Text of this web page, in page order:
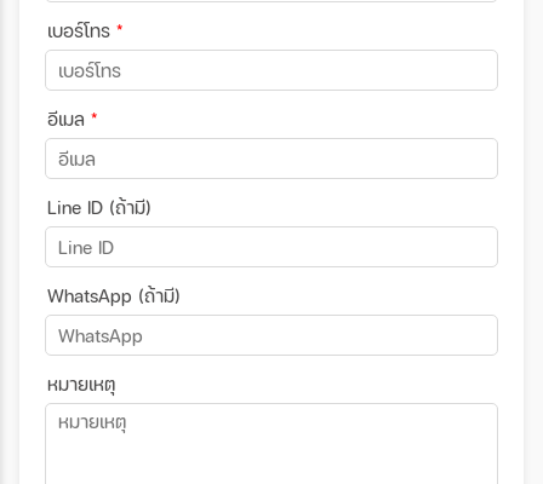
เบอร์โทร *
อีเมล *
Line ID (ถ้ามี)
WhatsApp (ถ้ามี)
หมายเหตุ